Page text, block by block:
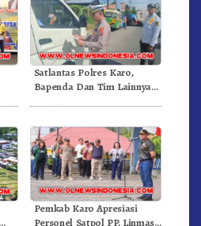
Satlantas Polres Karo,
Bapenda Dan Tim Lainnya
Pemkab Karo Apresiasi
Personel Satpol PP, Linmas,